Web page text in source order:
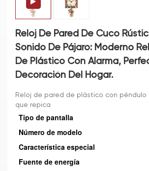
Reloj De Pared De Cuco
Sonido De Pájaro: Moderno
De Plástico Con Alarma,
Decoración Del Hogar.
Reloj de pared de plástico con péndulo
que repica
Tipo de pantalla
Número de modelo
Característica especial
Fuente de energía